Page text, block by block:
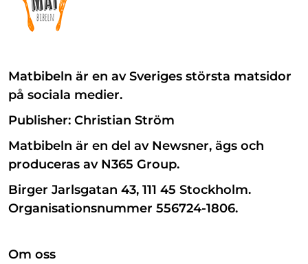
Matbibeln är en av Sveriges största matsidor
på sociala medier.
Publisher: Christian Ström
Matbibeln är en del av Newsner, ägs och
produceras av N365 Group.
Birger Jarlsgatan 43, 111 45 Stockholm.
Organisationsnummer 556724-1806.
Om oss